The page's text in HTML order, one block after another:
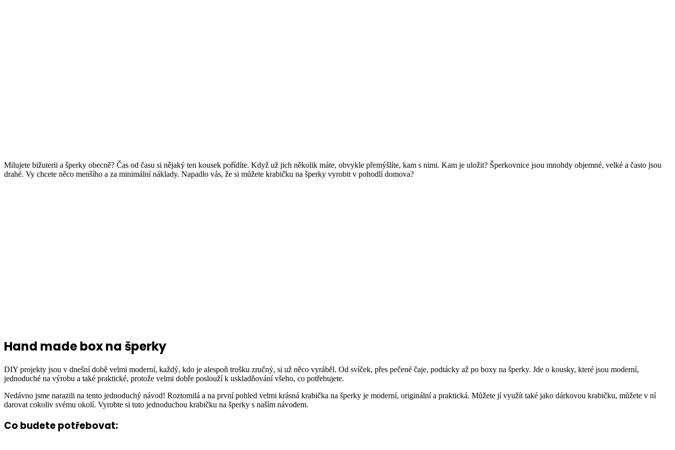
Milujete bižuterii a šperky obecně? Čas od času si nějaký ten kousek pořídíte. Když už jich několik máte, obvykle přemýšlíte, kam s nimi. Kam je uložit? Šperkovnice jsou mnohdy objemné, velké a často jsou
drahé. Vy chcete něco menšího a za minimální náklady. Napadlo vás, že si můžete krabičku na šperky vyrobit v pohodlí domova?
Hand made box na šperky
DIY projekty jsou v dnešní době velmi moderní, každý, kdo je alespoň trošku zručný, si už něco vyráběl. Od svíček, přes pečené čaje, podtácky až po boxy na šperky. Jde o kousky, které jsou moderní,
jednoduché na výrobu a také praktické, protože velmi dobře poslouží k uskladňování všeho, co potřebujete.
Nedávno jsme narazili na tento jednoduchý návod! Roztomilá a na první pohled velmi krásná krabička na šperky je moderní, originální a praktická. Můžete jí využít také jako dárkovou krabičku, můžete v ní
darovat cokoliv svému okolí. Vyrobte si tuto jednoduchou krabičku na šperky s naším návodem.
Co budete potřebovat: